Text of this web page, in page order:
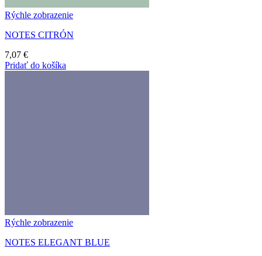
Rýchle zobrazenie
NOTES CITRÓN
7,07 €
Pridať do košíka
Rýchle zobrazenie
NOTES ELEGANT BLUE